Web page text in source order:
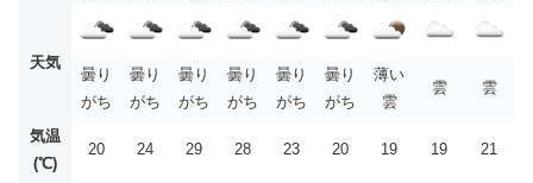
天気
曇り
がち
曇り
がち
曇り
がち
曇り
がち
曇り
がち
曇り
がち
薄い
雲
雲 雲
気温
(℃)
20 24 29 28 23 20 19 19 21